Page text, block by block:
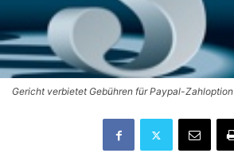
Gericht verbietet Gebühren für Paypal-Zahloption